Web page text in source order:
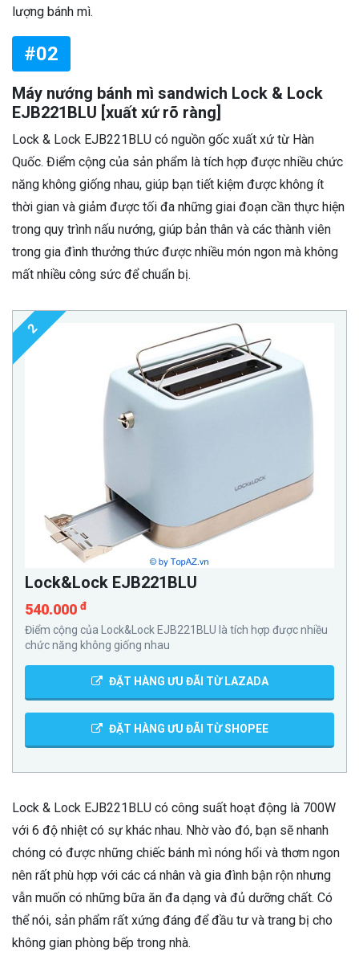
lượng bánh mì.
#02
Máy nướng bánh mì sandwich Lock & Lock
EJB221BLU [xuất xứ rõ ràng]
Lock & Lock EJB221BLU có nguồn gốc xuất xứ từ Hàn
Quốc. Điểm cộng của sản phẩm là tích hợp được nhiều chức
năng không giống nhau, giúp bạn tiết kiệm được không ít
thời gian và giảm được tối đa những giai đoạn cần thực hiện
trong quy trình nấu nướng, giúp bản thân và các thành viên
trong gia đình thưởng thức được nhiều món ngon mà không
mất nhiều công sức để chuẩn bị.
2
Lock&Lock EJB221BLU
540.000 đ
Điểm cộng của Lock&Lock EJB221BLU là tích hợp được nhiều
chức năng không giống nhau
ĐẶT HÀNG ƯU ĐÃI TỪ LAZADA
ĐẶT HÀNG ƯU ĐÃI TỪ SHOPEE
Lock & Lock EJB221BLU có công suất hoạt động là 700W
với 6 độ nhiệt có sự khác nhau. Nhờ vào đó, bạn sẽ nhanh
chóng có được những chiếc bánh mì nóng hổi và thơm ngon
nên rất phù hợp với các cá nhân và gia đình bận rộn nhưng
vẫn muốn có những bữa ăn đa dạng và đủ dưỡng chất. Có
thể nói, sản phẩm rất xứng đáng để đầu tư và trang bị cho
không gian phòng bếp trong nhà.